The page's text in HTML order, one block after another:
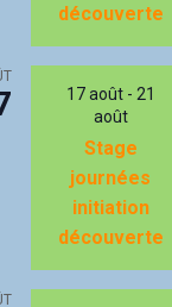
découverte
17 août- 21
août
Stage
journées
initiation
découverte